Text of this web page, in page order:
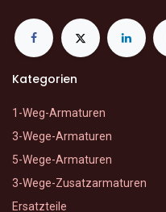
Kategorien
1-Weg-Armaturen
3-Wege-Armaturen
5-Wege-Armaturen
3-Wege-Zusatzarmaturen
Ersatzteile